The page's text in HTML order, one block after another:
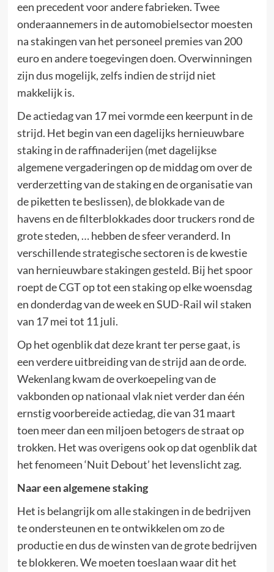
een precedent voor andere fabrieken. Twee
onderaannemers in de automobielsector moesten
na stakingen van het personeel premies van 200
euro en andere toegevingen doen. Overwinningen
zijn dus mogelijk, zelfs indien de strijd niet
makkelijk is.
De actiedag van 17 mei vormde een keerpunt in de
strijd. Het begin van een dagelijks hernieuwbare
staking in de raffinaderijen (met dagelijkse
algemene vergaderingen op de middag om over de
verderzetting van de staking en de organisatie van
de piketten te beslissen), de blokkade van de
havens en de filterblokkades door truckers rond de
grote steden, … hebben de sfeer veranderd. In
verschillende strategische sectoren is de kwestie
van hernieuwbare stakingen gesteld. Bij het spoor
roept de CGT op tot een staking op elke woensdag
en donderdag van de week en SUD-Rail wil staken
van 17 mei tot 11 juli.
Op het ogenblik dat deze krant ter perse gaat, is
een verdere uitbreiding van de strijd aan de orde.
Wekenlang kwam de overkoepeling van de
vakbonden op nationaal vlak niet verder dan één
ernstig voorbereide actiedag, die van 31 maart
toen meer dan een miljoen betogers de straat op
trokken. Het was overigens ook op dat ogenblik dat
het fenomeen ‘Nuit Debout’ het levenslicht zag.
Naar een algemene staking
Het is belangrijk om alle stakingen in de bedrijven
te ondersteunen en te ontwikkelen om zo de
productie en dus de winsten van de grote bedrijven
te blokkeren. We moeten toeslaan waar dit het